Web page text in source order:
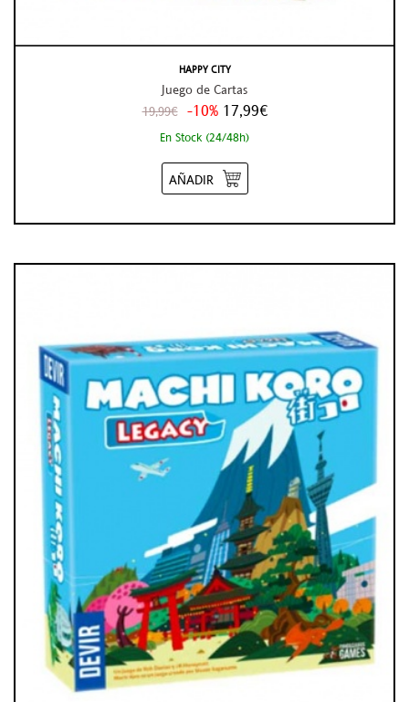
HAPPY CITY
Juego de Cartas
19,99€ -10% 17,99€
En Stock (24/48h)
AÑADIR